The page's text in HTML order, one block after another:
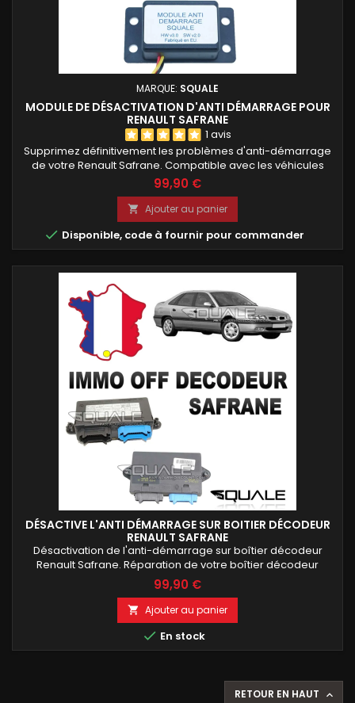
MARQUE: SQUALE
MODULE DE DÉSACTIVATION D'ANTI DÉMARRAGE POUR
RENAULT SAFRANE
1 avis
Supprimez définitivement les problèmes d'anti-démarrage
de votre Renault Safrane. Compatible avec les véhicules
équipés d'une clé infrarouge (IR) ou radio fréquence (RF).
Module programmé avant expédition avec votre code PIN ou
le code de votre clé. Installation rapide sur le boîtier
décodeur avec seulement 3 fils à raccorder.
99,90 €
 Ajouter au panier
 Disponible, code à fournir pour commander
DÉSACTIVE L'ANTI DÉMARRAGE SUR BOITIER DÉCODEUR
RENAULT SAFRANE
Désactivation de l'anti-démarrage sur boîtier décodeur
Renault Safrane. Réparation de votre boîtier décodeur
d'origine sans remplacer ses données électroniques.
Retrouvez un démarrage fiable tout en conservant le
fonctionnement d'origine de votre véhicule. Intervention
rapide, boîtier testé avant expédition et méthode garantie.
99,90 €
 Ajouter au panier
 En stock
RETOUR EN HAUT 